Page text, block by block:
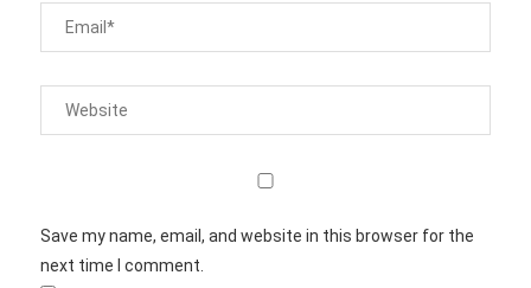
Save my name, email, and website in this browser for the
next time I comment.